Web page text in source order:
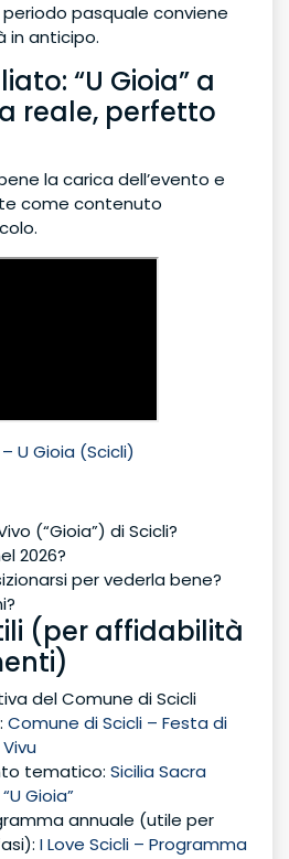
pasquale conviene
in anticipo.
“U Gioia” a
reale, perfetto
la carica dell’evento e
come contenuto
U Gioia (Scicli)
(“Gioia”) di Scicli?
2026?
per vederla bene?
(per affidabilità
del Comune di Scicli
Comune di Scicli – Festa di
tematico: Sicilia Sacra
Gioia”
annuale (utile per
I Love Scicli – Programma